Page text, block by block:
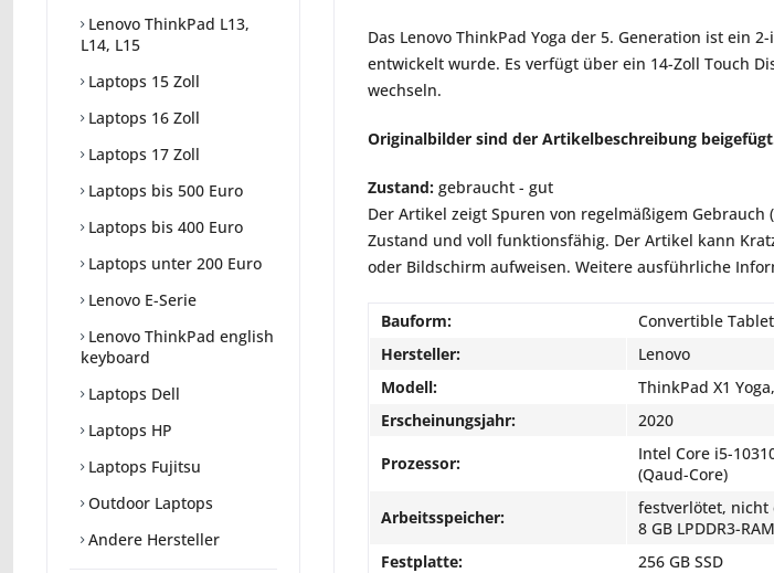
Lenovo ThinkPad L13,
L14, L15
Laptops 15 Zoll
Laptops 16 Zoll
Laptops 17 Zoll
Laptops bis 500 Euro
Laptops bis 400 Euro
Laptops unter 200 Euro
Lenovo E-Serie
Lenovo ThinkPad english
keyboard
Laptops Dell
Laptops HP
Laptops Fujitsu
Outdoor Laptops
Andere Hersteller
Das Lenovo ThinkPad Yoga der 5. Generation ist ein
entwickelt wurde. Es verfügt über ein 14-Zoll Touch
wechseln.
Originalbilder sind der Artikelbeschreibung
Zustand: gebraucht - gut
Der Artikel zeigt Spuren von regelmäßigem
Zustand und voll funktionsfähig. Der Artikel kann
oder Bildschirm aufweisen. Weitere ausführliche
Bauform:
Convertible Tablet
Hersteller:
Lenovo
Modell:
ThinkPad X1
Erscheinungsjahr:
2020
Prozessor:
Intel Core i5-
(Qaud-Core)
Arbeitsspeicher:
festverlötet, nicht
8 GB LPDDR3-RAM
Festplatte:
256 GB SSD